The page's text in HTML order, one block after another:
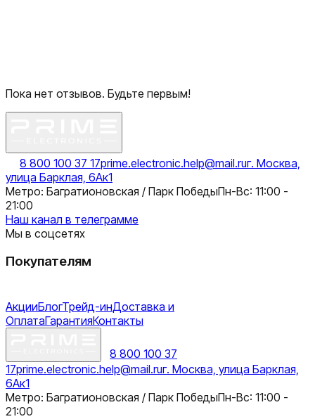
Пока нет отзывов. Будьте первым!
8 800 100 37 17prime.electronic.help@mail.ruг. Москва,
улица Барклая, 6Ак1
Метро: Багратионовская / Парк ПобедыПн-Вс: 11:00 -
21:00
Наш канал в телеграмме
Мы в соцсетях
Покупателям
АкцииБлогТрейд-инДоставка и
ОплатаГарантияКонтакты
8 800 100 37
17prime.electronic.help@mail.ruг. Москва, улица Барклая,
6Ак1
Метро: Багратионовская / Парк ПобедыПн-Вс: 11:00 -
21:00